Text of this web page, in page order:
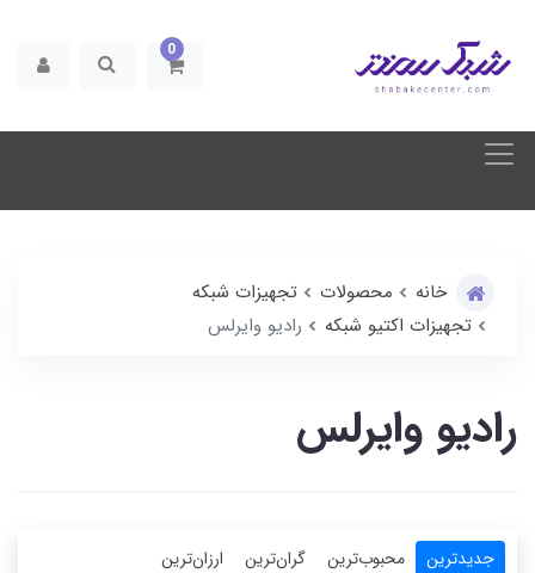
0
خانه محصولات
تجهیزات شبکه
تجهیزات اکتیو شبکه
رادیو وایرلس
رادیو وایرلس
جدیدترین محبوب‌ترین گران‌ترین ارزان‌ترین